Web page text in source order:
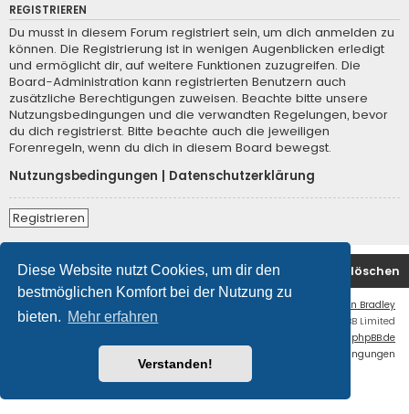
Diese Website nutzt Cookies, um dir den
bestmöglichen Komfort bei der Nutzung zu
bieten. Mehr erfahren
Verstanden!
REGISTRIEREN
Du musst in diesem Forum registriert sein, um dich anmelden zu
können. Die Registrierung ist in wenigen Augenblicken erledigt
und ermöglicht dir, auf weitere Funktionen zuzugreifen. Die
Board-Administration kann registrierten Benutzern auch
zusätzliche Berechtigungen zuweisen. Beachte bitte unsere
Nutzungsbedingungen und die verwandten Regelungen, bevor
du dich registrierst. Bitte beachte auch die jeweiligen
Forenregeln, wenn du dich in diesem Board bewegst.
Nutzungsbedingungen
Datenschutzerklärung
Registrieren
Foren-Übersicht Alle Cookies löschen
Kontakt
Ian Bradley
Powered by
® Forum Software © phpBB Limited
phpBB.de
Nutzungsbedingungen